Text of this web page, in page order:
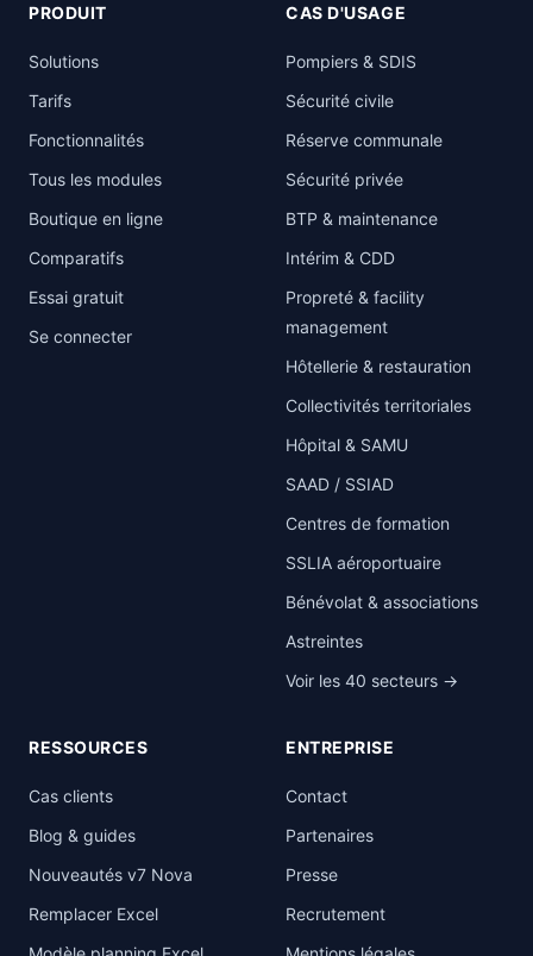
PRODUIT
Solutions
Tarifs
Fonctionnalités
Tous les modules
Boutique en ligne
Comparatifs
Essai gratuit
Se connecter
CAS D'USAGE
Pompiers & SDIS
Sécurité civile
Réserve communale
Sécurité privée
BTP & maintenance
Intérim & CDD
Propreté & facility
management
Hôtellerie & restauration
Collectivités territoriales
Hôpital & SAMU
SAAD / SSIAD
Centres de formation
SSLIA aéroportuaire
Bénévolat & associations
Astreintes
Voir les 40 secteurs →
RESSOURCES
Cas clients
Blog & guides
Nouveautés v7 Nova
Remplacer Excel
ENTREPRISE
Contact
Partenaires
Presse
Recrutement